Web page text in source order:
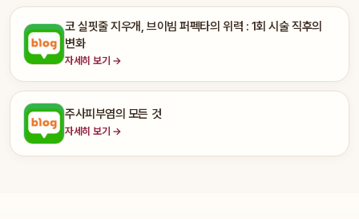
코 실핏줄 지우개, 브이빔 퍼펙타의 위력 : 1회 시술 직후의
변화
자세히 보기 →
주사피부염의 모든 것
자세히 보기 →